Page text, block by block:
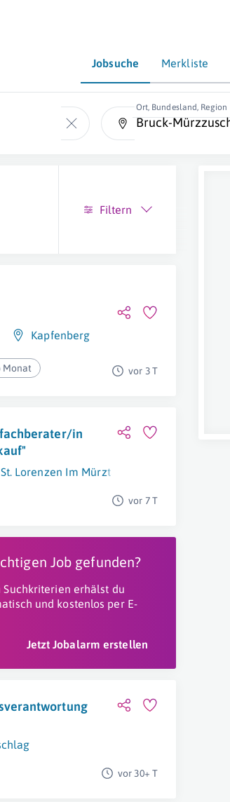
Jobsuche Merkliste
Ort, Bundesland, Region
Filtern
Kapfenberg
Monat vor 3 T
in
St. Lorenzen Im Mürztal
vor 7 T
Job gefunden?
Suchkriterien erhälst du
und kostenlos per E-
Jetzt Jobalarm erstellen
vor 30+ T